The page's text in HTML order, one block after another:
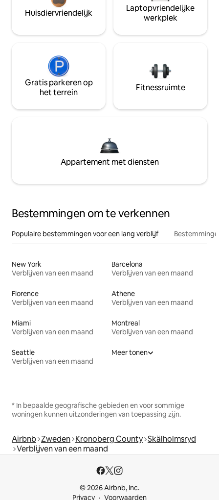
Huisdiervriendelijk
Laptopvriendelijke
werkplek
Gratis parkeren op
het terrein
Fitnessruimte
Appartement met diensten
Bestemmingen om te verkennen
Populaire bestemmingen voor een lang verblijf
New York
Verblijven van een maand
Barcelona
Verblijven van een maand
Florence
Verblijven van een maand
Athene
Verblijven van een maand
Miami
Verblijven van een maand
Montreal
Verblijven van een maand
Seattle
Verblijven van een maand
Meer tonen
* In bepaalde geografische gebieden en voor sommige
woningen kunnen uitzonderingen van toepassing zijn.
Airbnb Zweden Kronoberg County Skälholmsryd
Verblijven van een maand
© 2026 Airbnb, Inc.
Privacy
Voorwaarden